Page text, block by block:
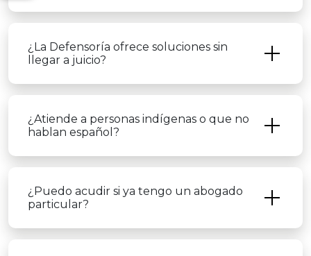
¿La Defensoría ofrece soluciones sin
llegar a juicio?
¿Atiende a personas indígenas o que no
hablan español?
¿Puedo acudir si ya tengo un abogado
particular?